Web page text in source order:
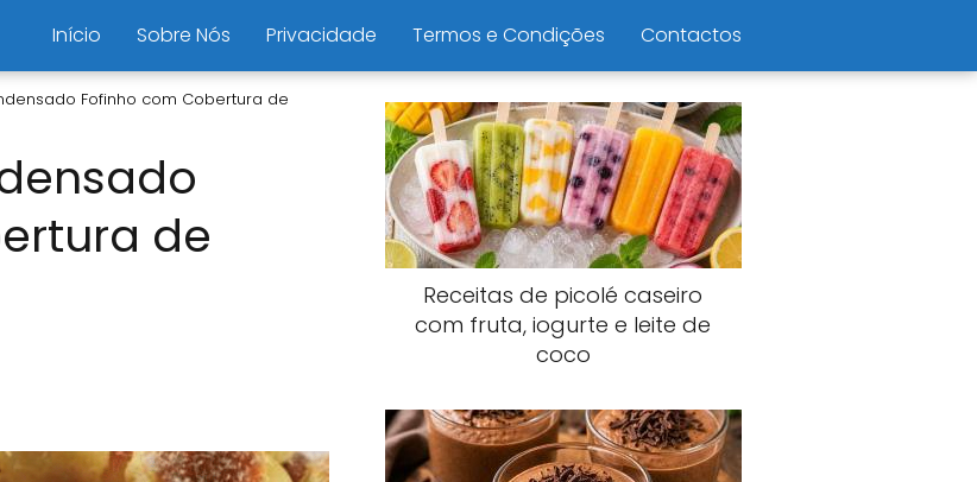
Início Sobre Nós Privacidade Termos e Condições Contactos
Fofinho com Cobertura de
de
Receitas de picolé caseiro
com fruta, iogurte e leite de
coco